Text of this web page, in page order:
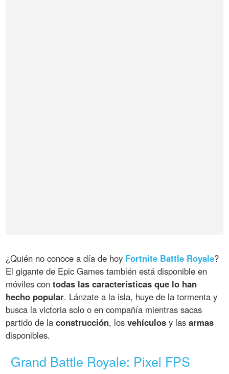
¿Quién no conoce a día de hoy Fortnite Battle Royale?
El gigante de Epic Games también está disponible en
móviles contodas las características que lo han
hecho popular. Lánzate a la isla, huye de la tormenta y
busca la victoria solo o en compañía mientras sacas
partido de laconstrucción, losvehículos y lasarmas
disponibles.
Grand Battle Royale: Pixel FPS